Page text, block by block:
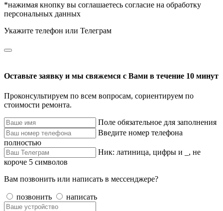
*нажимая кнопку вы соглашаетесь согласие на обработку
персональных данных
Укажите телефон или Телеграм
Оставьте заявку и мы свяжемся с Вами в течение 10 минут
Проконсультируем по всем вопросам, сориентируем по
стоимости ремонта.
Поле обязательное для заполнения
Введите номер телефона
полностью
Ник: латиница, цифры и _, не
короче 5 символов
Вам позвонить или написать в мессенджере?
позвонить написать